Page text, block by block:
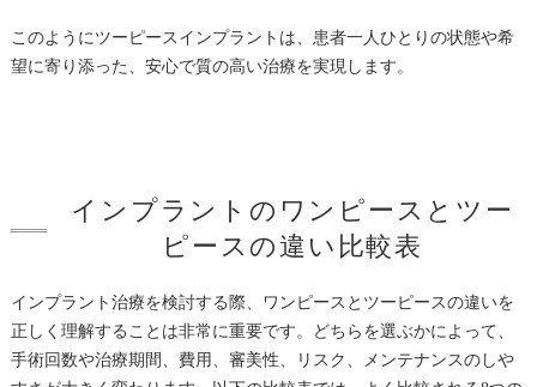
このようにツーピースインプラントは、患者一人ひとりの状態や希
望に寄り添った、安心で質の高い治療を実現します。
インプラントのワンピースとツー
ピースの違い比較表
インプラント治療を検討する際、ワンピースとツーピースの違いを
正しく理解することは非常に重要です。どちらを選ぶかによって、
手術回数や治療期間、費用、審美性、リスク、メンテナンスのしや